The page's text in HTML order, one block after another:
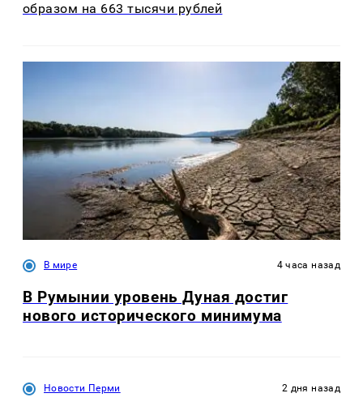
образом на 663 тысячи рублей
В мире 4 часа назад
В Румынии уровень Дуная достиг
нового исторического минимума
Новости Перми 2 дня назад